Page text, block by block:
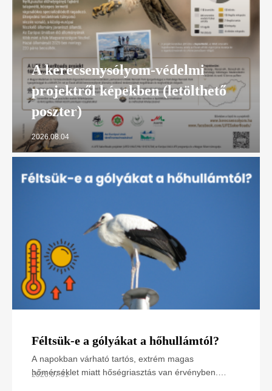
A kerecsenysólyom-védelmi
projektről képekben (letölthető
poszter)
2026.08.04
Féltsük-e a gólyákat a hőhullámtól?
A napokban várható tartós, extrém magas
hőmérséklet miatt hőségriasztás van érvényben.
2026.07.31